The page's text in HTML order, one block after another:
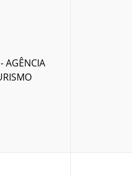
AGÊNCIA